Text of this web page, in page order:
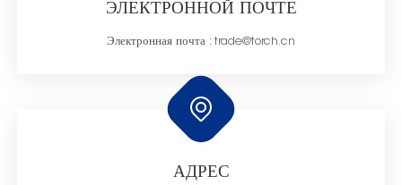
ЭЛЕКТРОННОЙ ПОЧТЕ
Электронная почта :trade@torch.cn
АДРЕС